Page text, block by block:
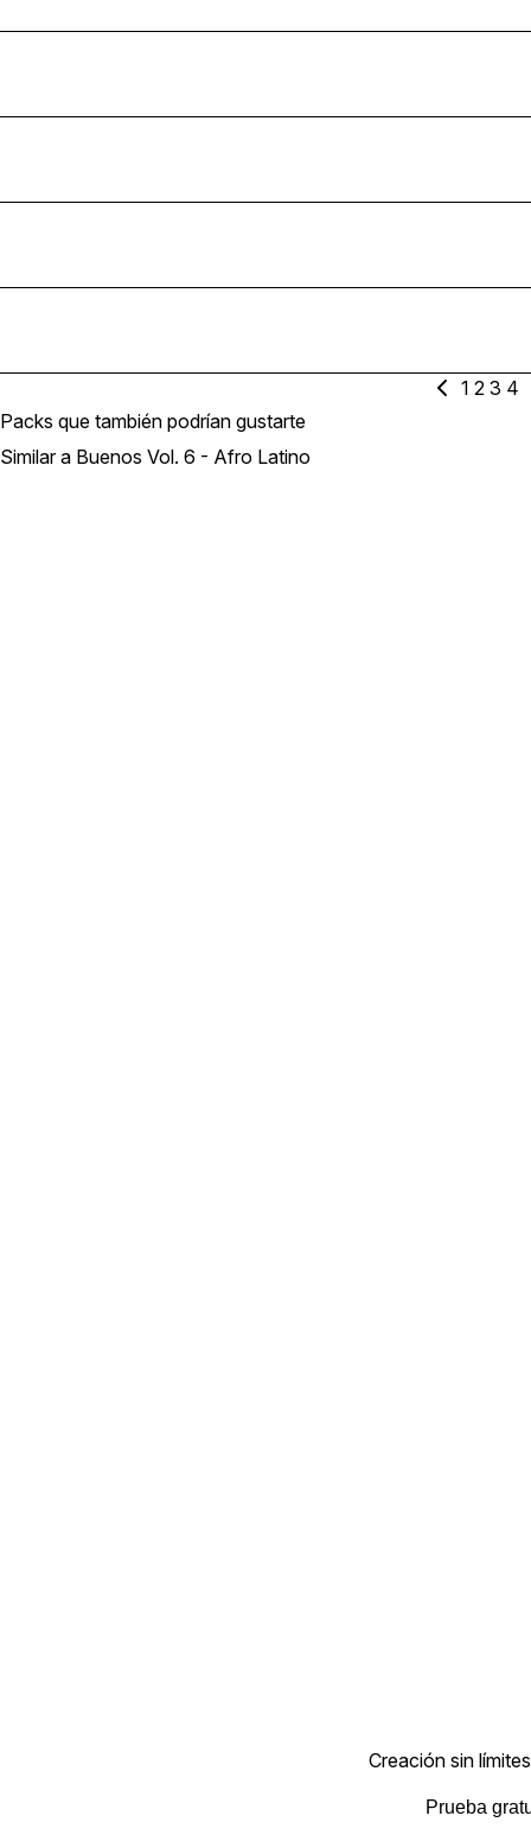
1 2 3 4
Packs que también podrían gustarte
Similar a Buenos Vol. 6 - Afro Latino
Creación sin
Prueba